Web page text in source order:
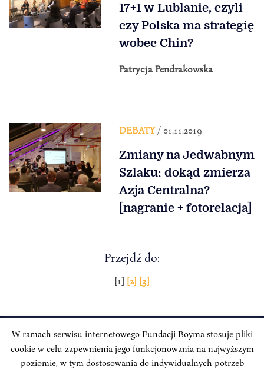
17+1 w Lublanie, czyli
czy Polska ma strategię
wobec Chin?
Patrycja Pendrakowska
DEBATY/ 01.11.2019
Zmiany na Jedwabnym
Szlaku: dokąd zmierza
Azja Centralna?
[nagranie + fotorelacja]
Przejdź do:
Stronicowanie
[1] [2] [3]
INSTYTUT BOYMA / Asian Century
Adres korespondencyjny: ul. Freta 11/5, 00-027 Warszawa
W ramach serwisu internetowego Fundacji Boyma stosuje pliki
cookie w celu zapewnienia jego funkcjonowania na najwyższym
poziomie, w tym dostosowania do indywidualnych potrzeb